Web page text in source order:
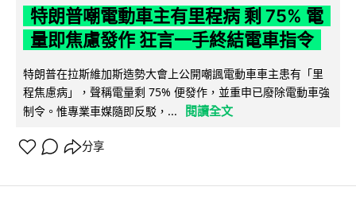
特朗普嘲電動車主有里程病 剩 75% 電
量即焦慮發作 狂言一手終結電車指令
特朗普在拉斯維加斯造勢大會上公開嘲諷電動車車主患有「里
程焦慮病」，聲稱電量剩 75% 便發作，並重申已廢除電動車強
制令。惟專業車媒隨即反駁，...
閱讀全文
分享